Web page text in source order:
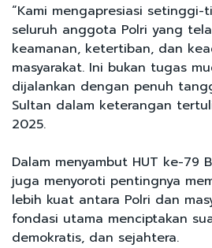
“Kami mengapresiasi
seluruh anggota Polri yang
keamanan, ketertiban, dan
masyarakat. Ini bukan tugas
dijalankan dengan penuh
Sultan dalam keterangan
2025.
Dalam menyambut HUT ke-79
juga menyoroti pentingnya
lebih kuat antara Polri dan
fondasi utama menciptakan
demokratis, dan sejahtera.